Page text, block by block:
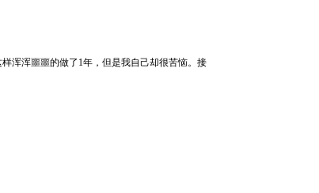
浑浑噩噩的做了1年，但是我自己却很苦恼。接